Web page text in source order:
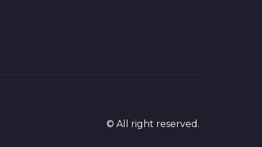
© All right reserved.